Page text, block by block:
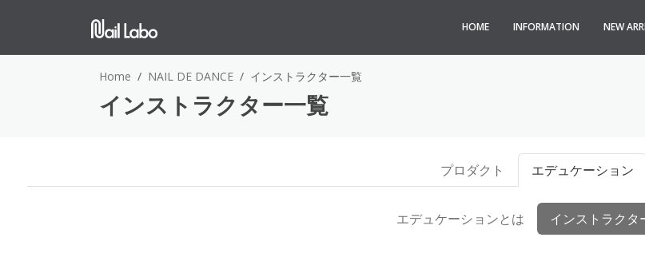
HOME INFORMATION NEW
Home NAIL DE DANCE インストラクター一覧
インストラクター一覧
プロダクト エデュケーション
エデュケーションとは インストラクタ